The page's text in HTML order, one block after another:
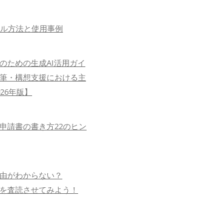
方法と使用事例
ための生成AI活用ガイ
・構想支援における主
年版】
請書の書き方22のヒン
がわからない？
査読させてみよう！